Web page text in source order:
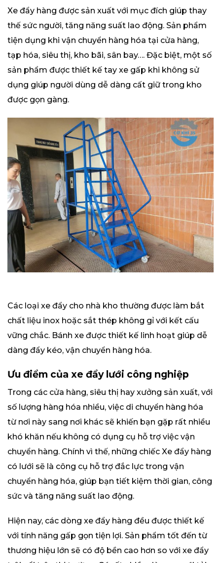
Xe đẩy hàng được sản xuất với mục đích giúp thay
thế sức người, tăng năng suất lao động. Sản phẩm
tiện dụng khi vận chuyển hàng hóa tại cửa hàng,
tạp hóa, siêu thị, kho bãi, sân bay…. Đặc biệt, một số
sản phẩm được thiết kế tay xe gấp khi không sử
dụng giúp người dùng dễ dàng cất giữ trong kho
được gọn gàng.
Các loại xe đẩy cho nhà kho thường được làm bắt
chất liệu inox hoặc sắt thép không gỉ với kết cấu
vững chắc. Bánh xe được thiết kế linh hoạt giúp dễ
dàng đẩy kéo, vận chuyển hàng hóa.
Ưu điểm của xe đẩy lưới công nghiệp
Trong các cửa hàng, siêu thị hay xưởng sản xuất, với
số lượng hàng hóa nhiều, việc di chuyển hàng hóa
từ nơi này sang nơi khác sẽ khiến bạn gặp rất nhiều
khó khăn nếu không có dụng cụ hỗ trợ việc vận
chuyển hàng. Chính vì thế, những chiếc Xe đẩy hàng
có lưới sẽ là công cụ hỗ trợ đắc lực trong vận
chuyển hàng hóa, giúp bạn tiết kiệm thời gian, công
sức và tăng năng suất lao động.
Hiện nay, các dòng xe đẩy hàng đều được thiết kế
với tính năng gấp gọn tiện lợi. Sản phẩm tốt đến từ
thương hiệu lớn sẽ có độ bền cao hơn so với xe đẩy